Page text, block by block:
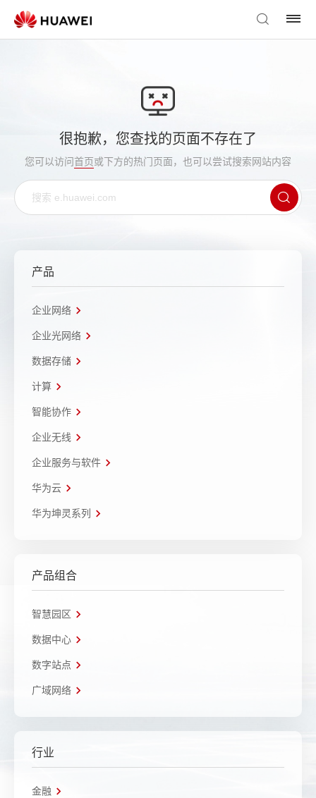
很抱歉，您查找的页面不存在了
您可以访问首页或下方的热门页面，也可以尝试搜索网站内容
产品
企业网络
企业光网络
数据存储
计算
智能协作
企业无线
企业服务与软件
华为云
华为坤灵系列
产品组合
智慧园区
数据中心
数字站点
广域网络
行业
金融